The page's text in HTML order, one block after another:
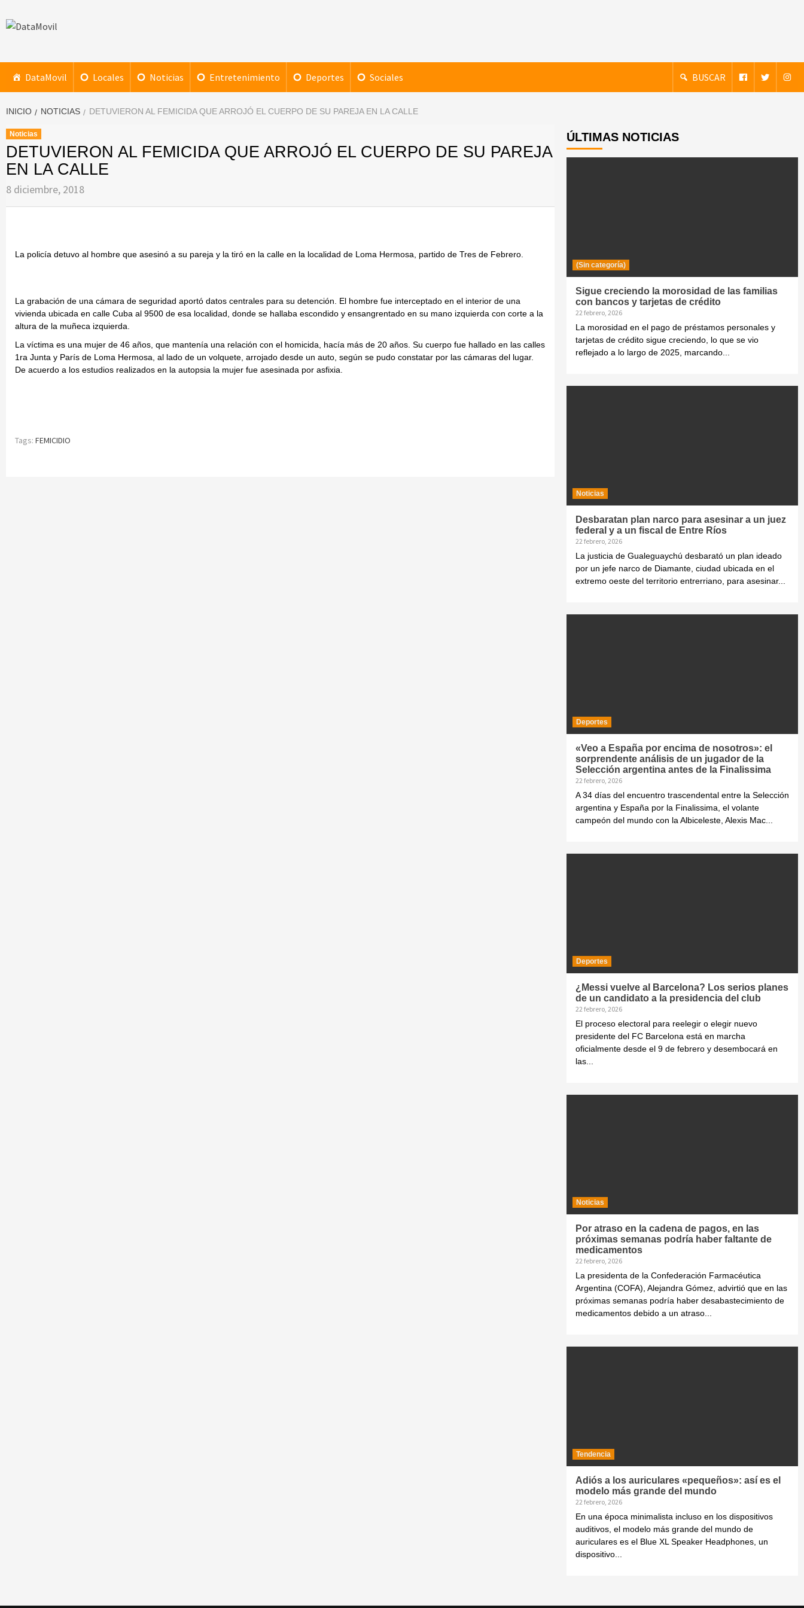
al
DataMovil
DataMovil Locales Noticias Entretenimiento Deportes Sociales BUSCAR
INICIO NOTICIAS DETUVIERON AL FEMICIDA QUE ARROJÓ EL CUERPO DE SU PAREJA EN LA CALLE
Noticias
DETUVIERON AL FEMICIDA QUE ARROJÓ EL CUERPO DE SU PAREJA
EN LA CALLE
8 diciembre, 2018
La policía detuvo al hombre que asesinó a su pareja y la tiró en la calle en la localidad de Loma Hermosa, partido de Tres de Febrero.
La grabación de una cámara de seguridad aportó datos centrales para su detención. El hombre fue interceptado en el interior de una
vivienda ubicada en calle Cuba al 9500 de esa localidad, donde se hallaba escondido y ensangrentado en su mano izquierda con corte a la
altura de la muñeca izquierda.
La víctima es una mujer de 46 años, que mantenía una relación con el homicida, hacía más de 20 años. Su cuerpo fue hallado en las calles
1ra Junta y París de Loma Hermosa, al lado de un volquete, arrojado desde un auto, según se pudo constatar por las cámaras del lugar.
De acuerdo a los estudios realizados en la autopsia la mujer fue asesinada por asfixia.
Tags: FEMICIDIO
ÚLTIMAS NOTICIAS
(Sin categoría)
Sigue creciendo la morosidad de las familias
con bancos y tarjetas de crédito
22 febrero, 2026
La morosidad en el pago de préstamos personales y
tarjetas de crédito sigue creciendo, lo que se vio
reflejado a lo largo de 2025, marcando...
Noticias
Desbaratan plan narco para asesinar a un juez
federal y a un fiscal de Entre Ríos
22 febrero, 2026
La justicia de Gualeguaychú desbarató un plan ideado
por un jefe narco de Diamante, ciudad ubicada en el
extremo oeste del territorio entrerriano, para asesinar...
Deportes
«Veo a España por encima de nosotros»: el
sorprendente análisis de un jugador de la
Selección argentina antes de la Finalissima
22 febrero, 2026
A 34 días del encuentro trascendental entre la Selección
argentina y España por la Finalissima, el volante
campeón del mundo con la Albiceleste, Alexis Mac...
Deportes
¿Messi vuelve al Barcelona? Los serios planes
de un candidato a la presidencia del club
22 febrero, 2026
El proceso electoral para reelegir o elegir nuevo
presidente del FC Barcelona está en marcha
oficialmente desde el 9 de febrero y desembocará en
las...
Noticias
Por atraso en la cadena de pagos, en las
próximas semanas podría haber faltante de
medicamentos
22 febrero, 2026
La presidenta de la Confederación Farmacéutica
Argentina (COFA), Alejandra Gómez, advirtió que en las
próximas semanas podría haber desabastecimiento de
medicamentos debido a un atraso...
Tendencia
Adiós a los auriculares «pequeños»: así es el
modelo más grande del mundo
22 febrero, 2026
En una época minimalista incluso en los dispositivos
auditivos, el modelo más grande del mundo de
auriculares es el Blue XL Speaker Headphones, un
dispositivo...